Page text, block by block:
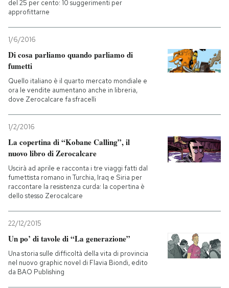
CALENDARIO
AREA PERSONALE
del 25 per cento: 10 suggerimenti per
approfittarne
1/6/2016
Di cosa parliamo quando parliamo di
fumetti
Quello italiano è il quarto mercato mondiale e
ora le vendite aumentano anche in libreria,
dove Zerocalcare fa sfracelli
1/2/2016
La copertina di “Kobane Calling”, il
nuovo libro di Zerocalcare
Uscirà ad aprile e racconta i tre viaggi fatti dal
fumettista romano in Turchia, Iraq e Siria per
raccontare la resistenza curda: la copertina è
dello stesso Zerocalcare
22/12/2015
Un po’ di tavole di “La generazione”
Una storia sulle difficoltà della vita di provincia
nel nuovo graphic novel di Flavia Biondi, edito
da BAO Publishing